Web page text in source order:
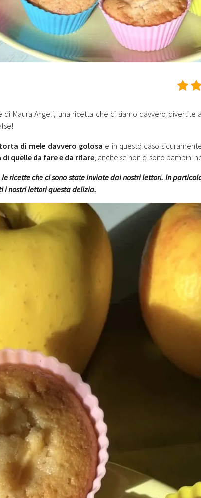
Maura Angeli, una ricetta che ci siamo davvero divertite
di mele davvero golosa e in questo caso
di quelle da fare e da rifare , anche se non ci sono bambini
ricette che ci sono state inviate dai nostri lettori. In
i nostri lettori questa delizia.